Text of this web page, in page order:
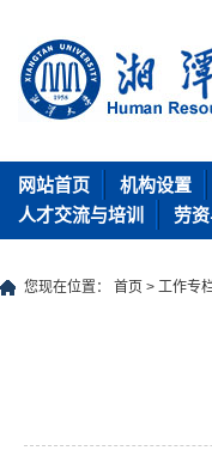
网站首页 机构设置
人才交流与培训
劳
您现在位置： 首页 > 工作专